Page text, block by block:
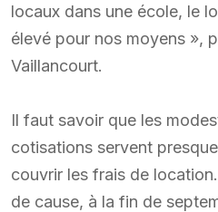
locaux dans une école, le
élevé pour nos moyens »,
Vaillancourt.
Il faut savoir que les
cotisations servent
couvrir les frais de
de cause, à la fin de